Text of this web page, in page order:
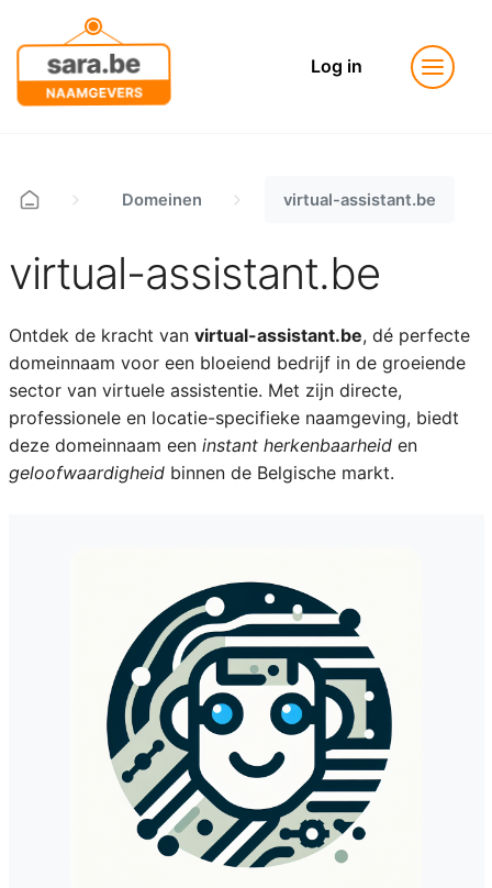
Log in
Domeinen virtual-assistant.be
virtual-assistant.be
Ontdek de kracht van virtual-assistant.be, dé perfecte
domeinnaam voor een bloeiend bedrijf in de groeiende
sector van virtuele assistentie. Met zijn directe,
professionele en locatie-specifieke naamgeving, biedt
deze domeinnaam een instant herkenbaarheiden
geloofwaardigheidbinnen de Belgische markt.